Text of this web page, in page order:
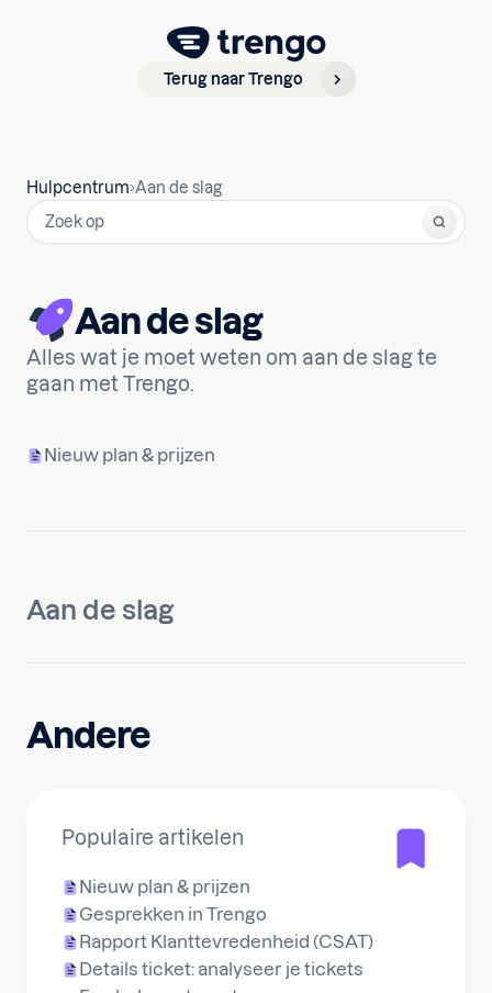
Terug naar Trengo
Hulpcentrum Aan de slag
Aan de slag
Alles wat je moet weten om aan de slag te
gaan met Trengo.
Nieuw plan & prijzen
Aan de slag
Andere
Populaire artikelen
Nieuw plan & prijzen
Gesprekken in Trengo
Rapport Klanttevredenheid (CSAT)
Details ticket: analyseer je tickets